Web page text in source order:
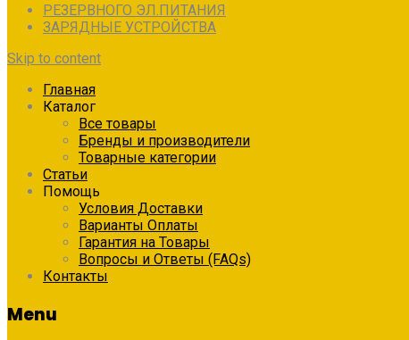
РЕЗЕРВНОГО ЭЛ.ПИТАНИЯ
ЗАРЯДНЫЕ УСТРОЙСТВА
Skip to content
Главная
Каталог
Все товары
Бренды и производители
Товарные категории
Статьи
Помощь
Условия Доставки
Варианты Оплаты
Гарантия на Товары
Вопросы и Ответы (FAQs)
Контакты
Menu